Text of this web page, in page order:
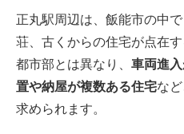
正丸駅周辺は、飯能市の中
荘、古くからの住宅が点在す
都市部とは異なり、 車両進
置や納屋が複数ある住宅な
求められます。